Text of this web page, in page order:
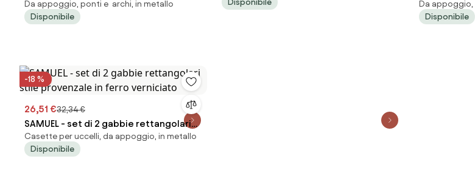
ossidato
Da appoggio, ponti e archi, in metallo
Disponibile
Disponibile
ossidato
Da
Disponibile
-18 %
26,51 €32,34 €
SAMUEL - set di 2 gabbie rettangolari
stile provenzale in ferro verniciato
Casette per uccelli, da appoggio, in metallo
Disponibile